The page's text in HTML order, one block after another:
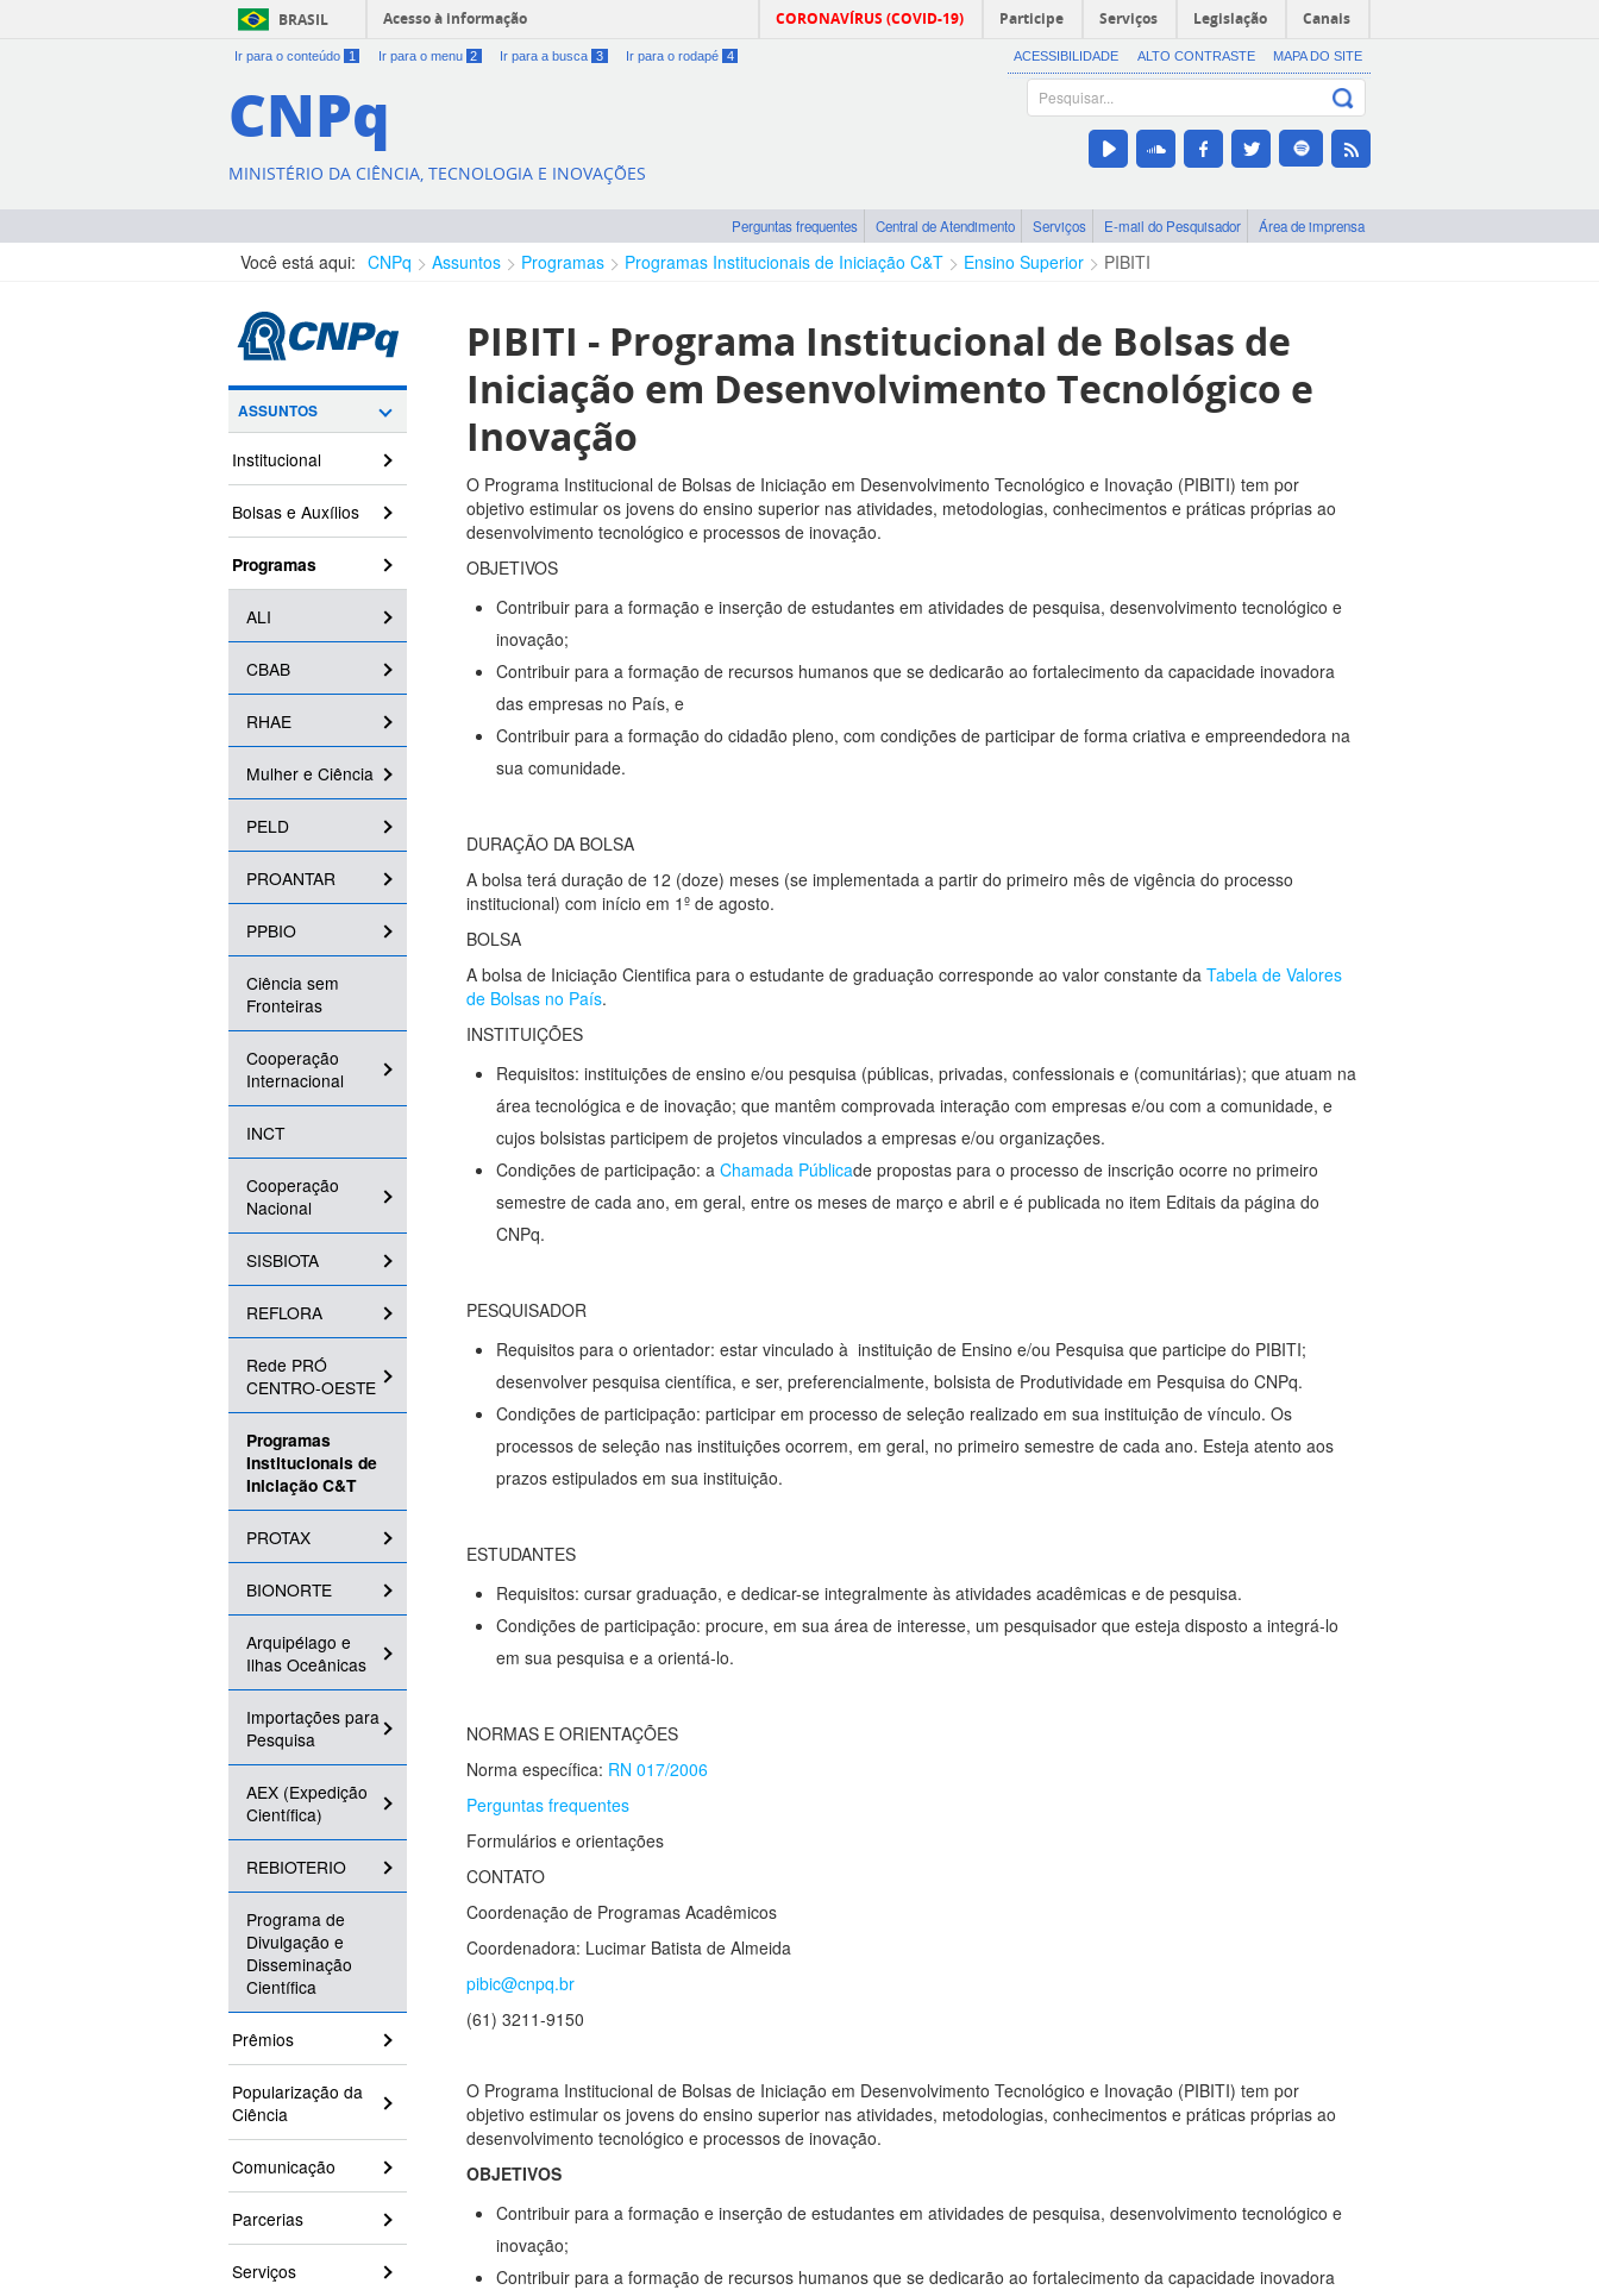
BRASIL Acesso à informação CORONAVÍRUS (COVID-19) Participe Serviços Legislação Canais
Ir para o conteúdo 1 Ir para o menu 2 Ir para a busca 3 Ir para o rodapé 4 ACESSIBILIDADE ALTO CONTRASTE MAPA DO SITE
CNPq
MINISTÉRIO DA CIÊNCIA, TECNOLOGIA E INOVAÇÕES
Perguntas frequentes Central de Atendimento Serviços E-mail do Pesquisador Área de imprensa
Você está aqui: CNPq Assuntos Programas Programas Institucionais de Iniciação C&T Ensino Superior PIBITI
ASSUNTOS
Institucional
Bolsas e Auxílios
Programas
ALI
CBAB
RHAE
Mulher e Ciência
PELD
PROANTAR
PPBIO
Ciência sem
Fronteiras
Cooperação
Internacional
INCT
Cooperação
Nacional
SISBIOTA
REFLORA
Rede PRÓ
CENTRO-OESTE
Programas
Institucionais de
Iniciação C&T
PROTAX
BIONORTE
Arquipélago e
Ilhas Oceânicas
Importações para
Pesquisa
AEX (Expedição
Científica)
REBIOTERIO
Programa de
Divulgação e
Disseminação
Científica
Prêmios
Popularização da
Ciência
Comunicação
Parcerias
Serviços
PIBITI - Programa Institucional de Bolsas de
Iniciação em Desenvolvimento Tecnológico e
Inovação
O Programa Institucional de Bolsas de Iniciação em Desenvolvimento Tecnológico e Inovação (PIBITI) tem por
objetivo estimular os jovens do ensino superior nas atividades, metodologias, conhecimentos e práticas próprias ao
desenvolvimento tecnológico e processos de inovação.
OBJETIVOS
Contribuir para a formação e inserção de estudantes em atividades de pesquisa, desenvolvimento tecnológico e
inovação;
Contribuir para a formação de recursos humanos que se dedicarão ao fortalecimento da capacidade inovadora
das empresas no País, e
Contribuir para a formação do cidadão pleno, com condições de participar de forma criativa e empreendedora na
sua comunidade.
DURAÇÃO DA BOLSA
A bolsa terá duração de 12 (doze) meses (se implementada a partir do primeiro mês de vigência do processo
institucional) com início em 1º de agosto.
BOLSA
A bolsa de Iniciação Cientifica para o estudante de graduação corresponde ao valor constante da Tabela de Valores
de Bolsas no País.
INSTITUIÇÕES
Requisitos: instituições de ensino e/ou pesquisa (públicas, privadas, confessionais e (comunitárias); que atuam na
área tecnológica e de inovação; que mantêm comprovada interação com empresas e/ou com a comunidade, e
cujos bolsistas participem de projetos vinculados a empresas e/ou organizações.
Condições de participação: a Chamada Públicade propostas para o processo de inscrição ocorre no primeiro
semestre de cada ano, em geral, entre os meses de março e abril e é publicada no item Editais da página do
CNPq.
PESQUISADOR
Requisitos para o orientador: estar vinculado à instituição de Ensino e/ou Pesquisa que participe do PIBITI;
desenvolver pesquisa científica, e ser, preferencialmente, bolsista de Produtividade em Pesquisa do CNPq.
Condições de participação: participar em processo de seleção realizado em sua instituição de vínculo. Os
processos de seleção nas instituições ocorrem, em geral, no primeiro semestre de cada ano. Esteja atento aos
prazos estipulados em sua instituição.
ESTUDANTES
Requisitos: cursar graduação, e dedicar-se integralmente às atividades acadêmicas e de pesquisa.
Condições de participação: procure, em sua área de interesse, um pesquisador que esteja disposto a integrá-lo
em sua pesquisa e a orientá-lo.
NORMAS E ORIENTAÇÕES
Norma específica: RN 017/2006
Perguntas frequentes
Formulários e orientações
CONTATO
Coordenação de Programas Acadêmicos
Coordenadora: Lucimar Batista de Almeida
pibic@cnpq.br
(61) 3211-9150
O Programa Institucional de Bolsas de Iniciação em Desenvolvimento Tecnológico e Inovação (PIBITI) tem por
objetivo estimular os jovens do ensino superior nas atividades, metodologias, conhecimentos e práticas próprias ao
desenvolvimento tecnológico e processos de inovação.
OBJETIVOS
Contribuir para a formação e inserção de estudantes em atividades de pesquisa, desenvolvimento tecnológico e
inovação;
Contribuir para a formação de recursos humanos que se dedicarão ao fortalecimento da capacidade inovadora